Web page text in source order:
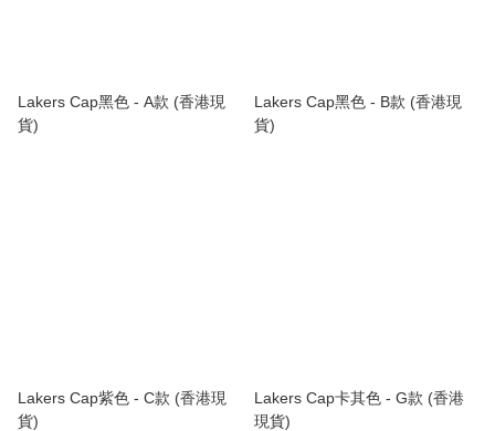
Lakers Cap黑色 - A款 (香港現
貨)
Lakers Cap黑色 - B款 (香港現
貨)
Lakers Cap紫色 - C款 (香港現
貨)
Lakers Cap卡其色 - G款 (香港
現貨)